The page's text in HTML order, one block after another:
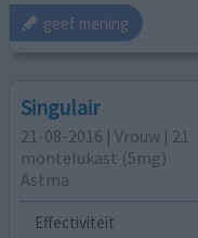
geef mening
Singulair
21-08-2016 | Vrouw | 21
montelukast (5mg)
Astma
Effectiviteit